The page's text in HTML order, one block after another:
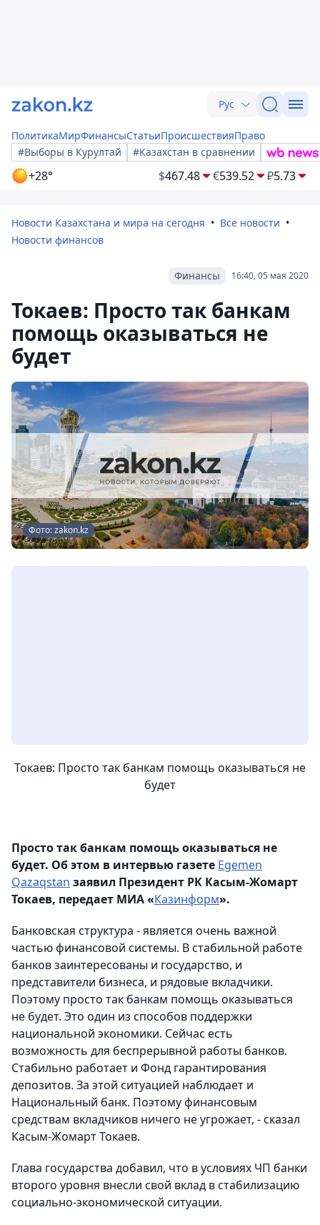
Рус
ПолитикаМирФинансыСтатьиПроисшествияПраво
#Выборы в Курултай
#Казахстан в сравнении
+28° $467.48 €539.52 ₽5.73
Новости Казахстана и мира на сегодня
Все новости
Новости финансов
16:40, 05 мая 2020
Финансы
Токаев: Просто так банкам
помощь оказываться не
будет
Фото: zakon.kz
Токаев: Просто так банкам помощь оказываться не
будет
Просто так банкам помощь оказываться не
будет. Об этом в интервью газете Egemen
Qazaqstan заявил Президент РК Касым-Жомарт
Токаев, передает МИА «Казинформ».
Банковская структура - является очень важной
частью финансовой системы. В стабильной работе
банков заинтересованы и государство, и
представители бизнеса, и рядовые вкладчики.
Поэтому просто так банкам помощь оказываться
не будет. Это один из способов поддержки
национальной экономики. Сейчас есть
возможность для беспрерывной работы банков.
Стабильно работает и Фонд гарантирования
депозитов. За этой ситуацией наблюдает и
Национальный банк. Поэтому финансовым
средствам вкладчиков ничего не угрожает, - сказал
Касым-Жомарт Токаев.
Глава государства добавил, что в условиях ЧП банки
второго уровня внесли свой вклад в стабилизацию
социально-экономической ситуации.